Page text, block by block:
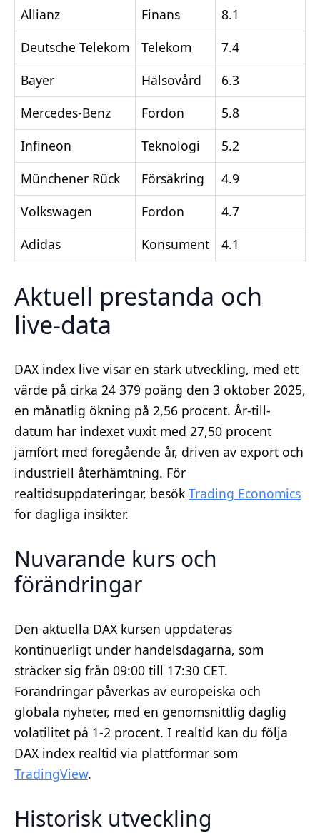
Allianz
Finans
8.1
Deutsche Telekom
Telekom
7.4
Bayer
Hälsovård
6.3
Mercedes-Benz
Fordon
5.8
Infineon
Teknologi
5.2
Münchener Rück
Försäkring
4.9
Volkswagen
Fordon
4.7
Adidas
Konsument 4.1
Aktuell prestanda och
live-data
DAX index live visar en stark utveckling, med ett
värde på cirka 24 379 poäng den 3 oktober 2025,
en månatlig ökning på 2,56 procent. År-till-
datum har indexet vuxit med 27,50 procent
jämfört med föregående år, driven av export och
industriell återhämtning. För
realtidsuppdateringar, besök Trading Economics
för dagliga insikter.
Nuvarande kurs och
förändringar
Den aktuella DAX kursen uppdateras
kontinuerligt under handelsdagarna, som
sträcker sig från 09:00 till 17:30 CET.
Förändringar påverkas av europeiska och
globala nyheter, med en genomsnittlig daglig
volatilitet på 1-2 procent. I realtid kan du följa
DAX index realtid via plattformar som
TradingView.
Historisk utveckling